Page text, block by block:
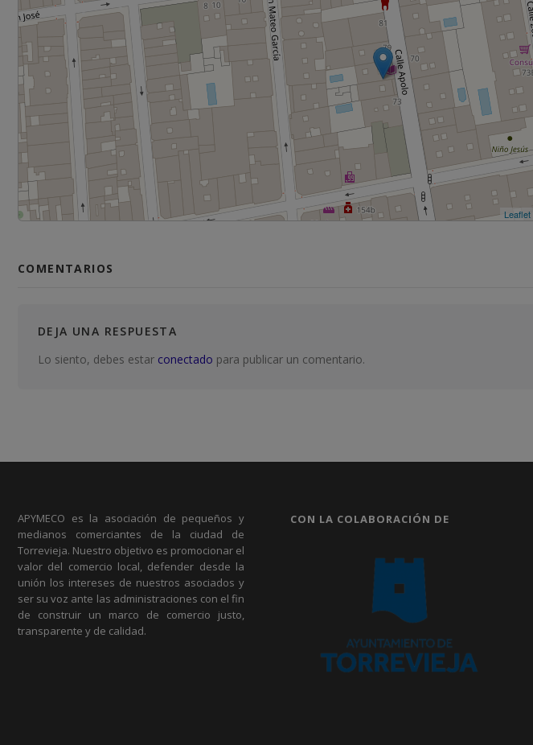
Leaflet
COMENTARIOS
DEJA UNA RESPUESTA
Lo siento, debes estar conectado para publicar un comentario.
APYMECO es la asociación de pequeños y
medianos comerciantes de la ciudad de
Torrevieja. Nuestro objetivo es promocionar el
valor del comercio local, defender desde la
unión los intereses de nuestros asociados y
ser su voz ante las administraciones con el fin
de construir un marco de comercio justo,
transparente y de calidad.
CON LA COLABORACIÓN DE